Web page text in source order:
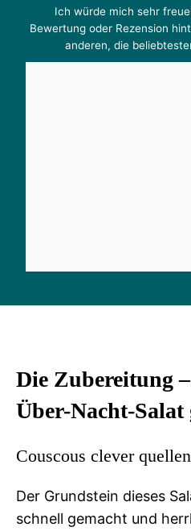
Ich würde mich sehr
Bewertung oder Rezension
anderen, die
Die Zubereitung
Über-Nacht-
Couscous clever
Der Grundstein dieses
schnell gemacht und